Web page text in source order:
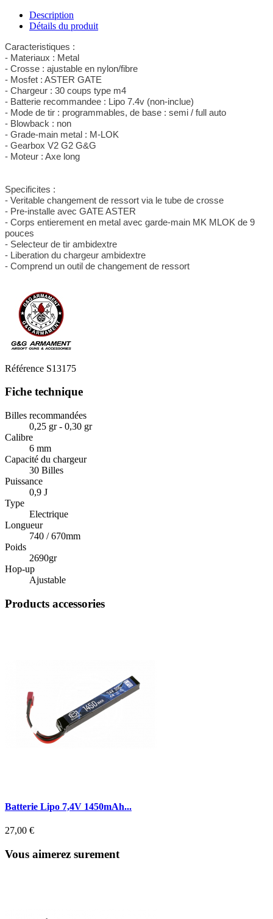
Description
Détails du produit
Caracteristiques :
- Materiaux : Metal
- Crosse : ajustable en nylon/fibre
- Mosfet : ASTER GATE
- Chargeur : 30 coups type m4
- Batterie recommandee : Lipo 7.4v (non-inclue)
- Mode de tir : programmables, de base : semi / full auto
- Blowback : non
- Grade-main metal : M-LOK
- Gearbox V2 G2 G&G
- Moteur : Axe long
Specificites :
- Veritable changement de ressort via le tube de crosse
- Pre-installe avec GATE ASTER
- Corps entierement en metal avec garde-main MK MLOK de 9
pouces
- Selecteur de tir ambidextre
- Liberation du chargeur ambidextre
- Comprend un outil de changement de ressort
Référence S13175
Fiche technique
Billes recommandées
0,25 gr - 0,30 gr
Calibre
6 mm
Capacité du chargeur
30 Billes
Puissance
0,9 J
Type
Electrique
Longueur
740 / 670mm
Poids
2690gr
Hop-up
Ajustable
Products accessories
Batterie Lipo 7,4V 1450mAh...
27,00 €
Vous aimerez surement